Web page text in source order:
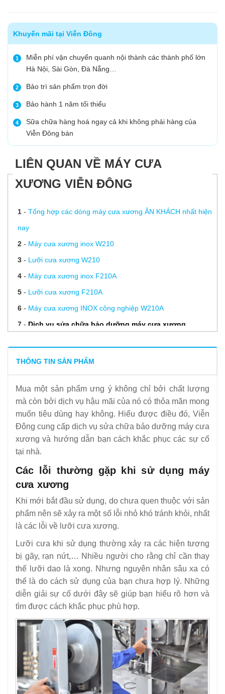
Khuyến mãi tại Viễn Đông
1
Miễn phí vận chuyển quanh nội thành các thành phố lớn
Hà Nội, Sài Gòn, Đà Nẵng…
2 Bảo trì sản phẩm trọn đời
3 Bảo hành 1 năm tối thiểu
4
Sữa chữa hàng hoá ngay cả khi không phải hàng của
Viễn Đông bán
LIÊN QUAN VỀ MÁY CƯA
XƯƠNG VIỄN ĐÔNG
1- Tổng hợp các dòng máy cưa xương ĂN KHÁCH nhất hiện
nay
2- Máy cưa xương inox W210
3- Lưỡi cưa xương W210
4- Máy cưa xương inox F210A
5- Lưỡi cưa xương F210A
6- Máy cưa xương INOX công nghiệp W210A
7- Dịch vụ sửa chữa bảo dưỡng máy cưa xương
của bạn
đông lạnh
10-Lời khuyên của chuyên gia để đảm bảo an toàn khi
dùng máy cưa xương
11-Đơn vị cung cấp lưỡi cưa xương chất lượng, uy tín hàng
đầu
12-Đầu tư máy cưa xương giá rẻ liệu có phải lựa chọn tốt
13-Hiệu quả bất ngờ từ máy xay xương
14-Máy cưa xương HD 130
15-Máy cưa xương J210
Máy cưa xương lật SJY F120A
18-Máy cưa xương SJY W120
19-Máy cưa xương công nghiệp JG-310
20- Máy chặt xương tự động ZY – 400
THÔNG TIN SẢN PHẨM
Mua một sản phẩm ưng ý không chỉ bởi chất lượng
mà còn bởi dịch vụ hậu mãi của nó có thỏa mãn mong
muốn tiêu dùng hay không. Hiểu được điều đó, Viễn
Đông cung cấp dịch vụ sửa chữa bảo dưỡng máy cưa
xương và hướng dẫn bạn cách khắc phục các sự cố
tại nhà.
Các lỗi thường gặp khi sử dụng máy
cưa xương
Khi mới bắt đầu sử dụng, do chưa quen thuộc với sản
phẩm nên sẽ xảy ra một số lỗi nhỏ khó tránh khỏi, nhất
là các lỗi về lưỡi cưa xương.
Lưỡi cưa khi sử dụng thường xảy ra các hiện tượng
bị gãy, rạn nứt,… Nhiều người cho rằng chỉ cần thay
thế lưỡi dao là xong. Nhưng nguyên nhân sâu xa có
thể là do cách sử dụng của bạn chưa hợp lý. Những
diễn giải sự cố dưới đây sẽ giúp bạn hiểu rõ hơn và
tìm được cách khắc phục phù hợp.